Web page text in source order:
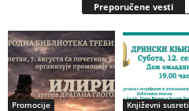
Preporučene vesti
Promocije Književni susreti